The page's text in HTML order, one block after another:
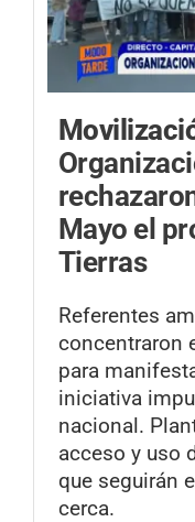
Mayo el
Tierras
Referentes
concentraron
para
iniciativa
nacional.
acceso y uso
que seguirán
cerca.